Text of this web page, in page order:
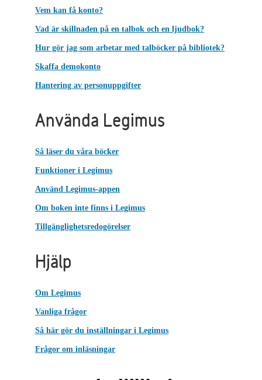
Vem kan få konto?
Vad är skillnaden på en talbok och en ljudbok?
Hur gör jag som arbetar med talböcker på bibliotek?
Skaffa demokonto
Hantering av personuppgifter
Använda Legimus
Så läser du våra böcker
Funktioner i Legimus
Använd Legimus-appen
Om boken inte finns i Legimus
Tillgänglighetsredogörelser
Hjälp
Om Legimus
Vanliga frågor
Så här gör du inställningar i Legimus
Frågor om inläsningar